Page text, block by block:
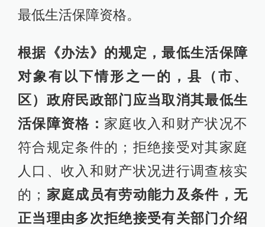
最低生活保障资格。
根据《办法》的规定，最低生活保障
对象有以下情形之一的，县（市、
区）政府民政部门应当取消其最低生
活保障资格： 家庭收入和财产状况不
符合规定条件的；拒绝接受对其家庭
人口、收入和财产状况进行调查核实
的； 家庭成员有劳动能力及条件，无
正当理由多次拒绝接受有关部门介绍